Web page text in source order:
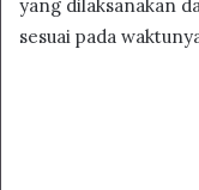
yang dilaksanakan
sesuai pada